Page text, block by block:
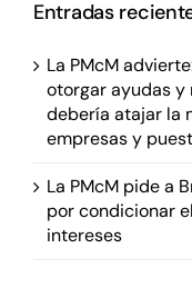
Entradas
La PMcM
otorgar ayudas y
debería atajar la
empresas y
La PMcM pide a
por condicionar
intereses